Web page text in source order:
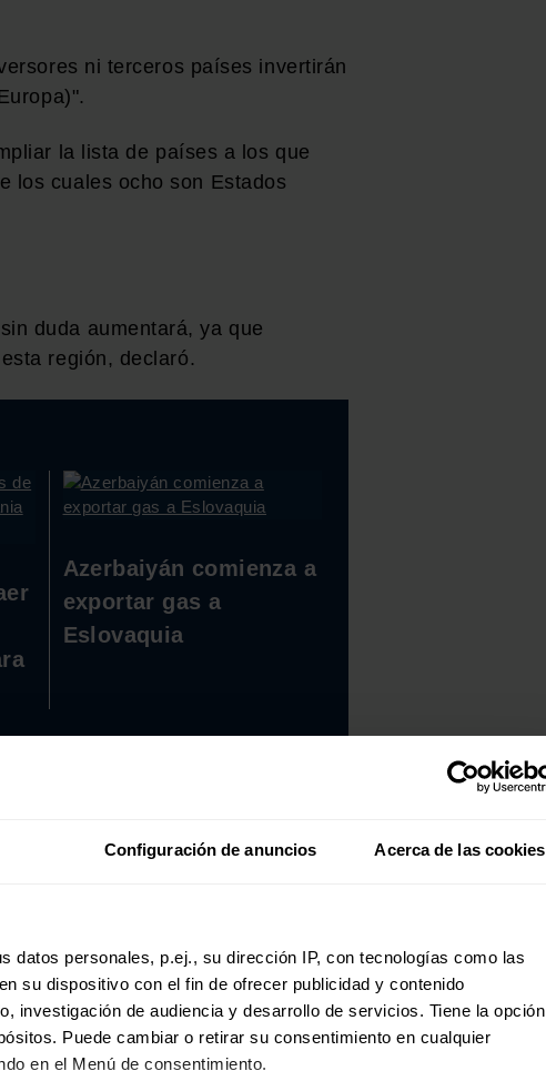
Configuración de anuncios Acerca de las cookies
datos personales, p.ej., su dirección IP, con tecnologías como las
su dispositivo con el fin de ofrecer publicidad y contenido
investigación de audiencia y desarrollo de servicios. Tiene la opción
Puede cambiar o retirar su consentimiento en cualquier
en el Menú de consentimiento.
ni terceros países invertirán
la lista de países a los que
los cuales ocho son Estados
duda aumentará, ya que
región, declaró.
Azerbaiyán comienza a
exportar gas a
Eslovaquia
para ello hacen falta recursos.
internacionales, aquellas
relacionados con las
política (de expansión
involucran a Turquía y a
Supsa.